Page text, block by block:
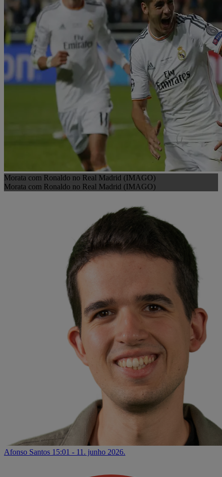
Morata com Ronaldo no Real Madrid (IMAGO)
Morata com Ronaldo no Real Madrid (IMAGO)
Afonso Santos 15:01 - 11. junho 2026.